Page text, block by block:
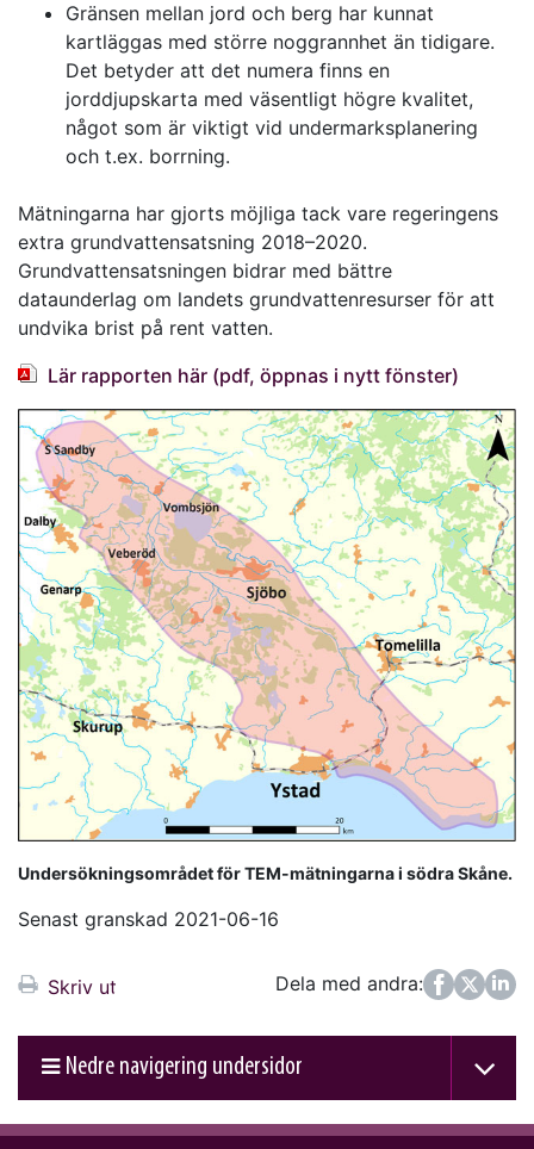
Gränsen mellan jord och berg har kunnat
kartläggas med större noggrannhet än tidigare.
Det betyder att det numera finns en
jorddjupskarta med väsentligt högre kvalitet,
något som är viktigt vid undermarksplanering
och t.ex. borrning.
Mätningarna har gjorts möjliga tack vare regeringens
extra grundvattensatsning 2018–2020.
Grundvattensatsningen bidrar med bättre
dataunderlag om landets grundvattenresurser för att
undvika brist på rent vatten.
Lär rapporten här (pdf, öppnas i nytt fönster)
Undersökningsområdet för TEM-mätningarna i södra Skåne.
Senast granskad 2021-06-16
Skriv ut Dela med andra:
FacebookTwitter
LinkedIn
Nedre navigering undersidor